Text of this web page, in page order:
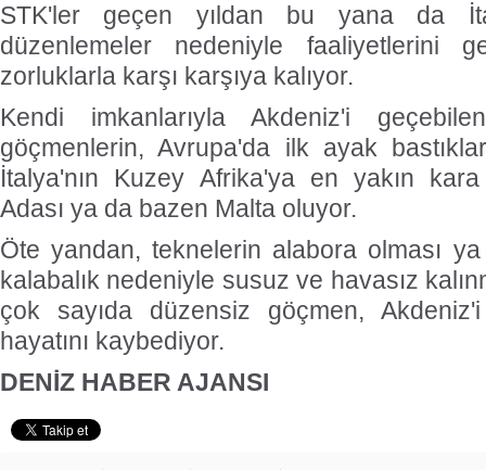
STK'ler geçen yıldan bu yana da
düzenlemeler nedeniyle faaliyetlerini
zorluklarla karşı karşıya kalıyor.
Kendi imkanlarıyla Akdeniz'i
göçmenlerin, Avrupa'da ilk ayak
İtalya'nın Kuzey Afrika'ya en yakın
Adası ya da bazen Malta oluyor.
Öte yandan, teknelerin alabora olması ya
kalabalık nedeniyle susuz ve havasız
çok sayıda düzensiz göçmen, Akdeniz'i
hayatını kaybediyor.
DENİZ HABER AJANSI